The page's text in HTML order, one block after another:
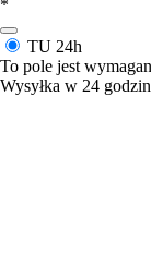
*
TU 24h
To pole jest
Wysyłka w 24